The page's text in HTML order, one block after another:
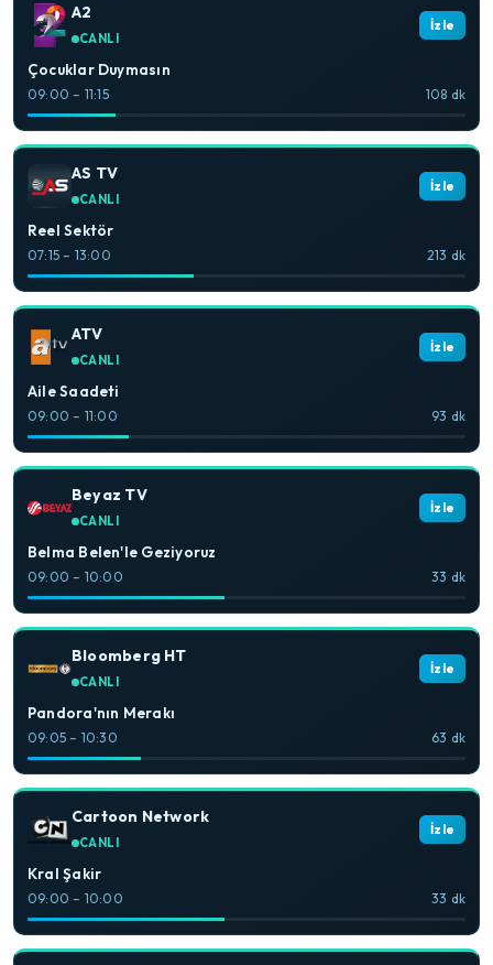
A2
CANLI
İzle
Çocuklar Duymasın
09:00 – 11:15 108 dk
AS TV
CANLI
İzle
Reel Sektör
07:15 – 13:00 213 dk
ATV
CANLI
İzle
Aile Saadeti
09:00 – 11:00 93 dk
Beyaz TV
CANLI
İzle
Belma Belen'le Geziyoruz
09:00 – 10:00 33 dk
Bloomberg HT
CANLI
İzle
Pandora'nın Merakı
09:05 – 10:30 63 dk
Cartoon Network
CANLI
İzle
Kral Şakir
09:00 – 10:00 33 dk